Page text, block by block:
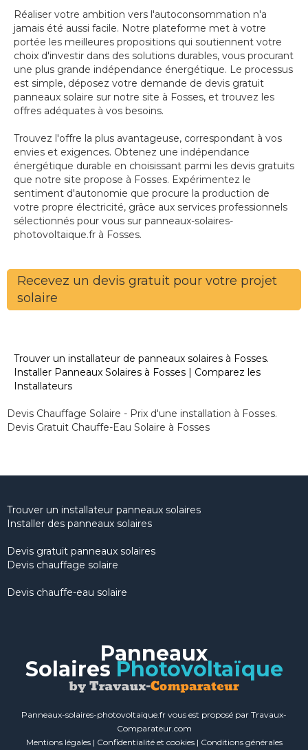
Réaliser votre ambition vers l'autoconsommation n'a
jamais été aussi facile. Notre plateforme met à votre
portée les meilleures propositions qui soutiennent votre
choix d'investir dans des solutions durables, vous procurant
une plus grande indépendance énergétique. Le processus
est simple, déposez votre demande de devis gratuit
panneaux solaire sur notre site à Fosses, et trouvez les
offres adéquates à vos besoins.
Trouvez l'offre la plus avantageuse, correspondant à vos
envies et exigences. Obtenez une indépendance
énergétique durable en choisissant parmi les devis gratuits
que notre site propose à Fosses. Expérimentez le
sentiment d'autonomie que procure la production de
votre propre électricité, grâce aux services professionnels
sélectionnés pour vous sur panneaux-solaires-
photovoltaique.fr à Fosses.
Recevez un devis gratuit pour votre projet
solaire
Trouver un installateur de panneaux solaires à Fosses.
Installer Panneaux Solaires à Fosses | Comparez les
Installateurs
Devis Chauffage Solaire - Prix d'une installation à Fosses.
Devis Gratuit Chauffe-Eau Solaire à Fosses
Trouver un installateur panneaux solaires
Installer des panneaux solaires
Devis gratuit panneaux solaires
Devis chauffage solaire
Devis chauffe-eau solaire
Panneaux
Solaires Photovoltaïque
Panneaux-solaires-photovoltaique.fr vous est proposé par Travaux-
Comparateur.com
Mentions légales| Confidentialité et cookies| Conditions générales